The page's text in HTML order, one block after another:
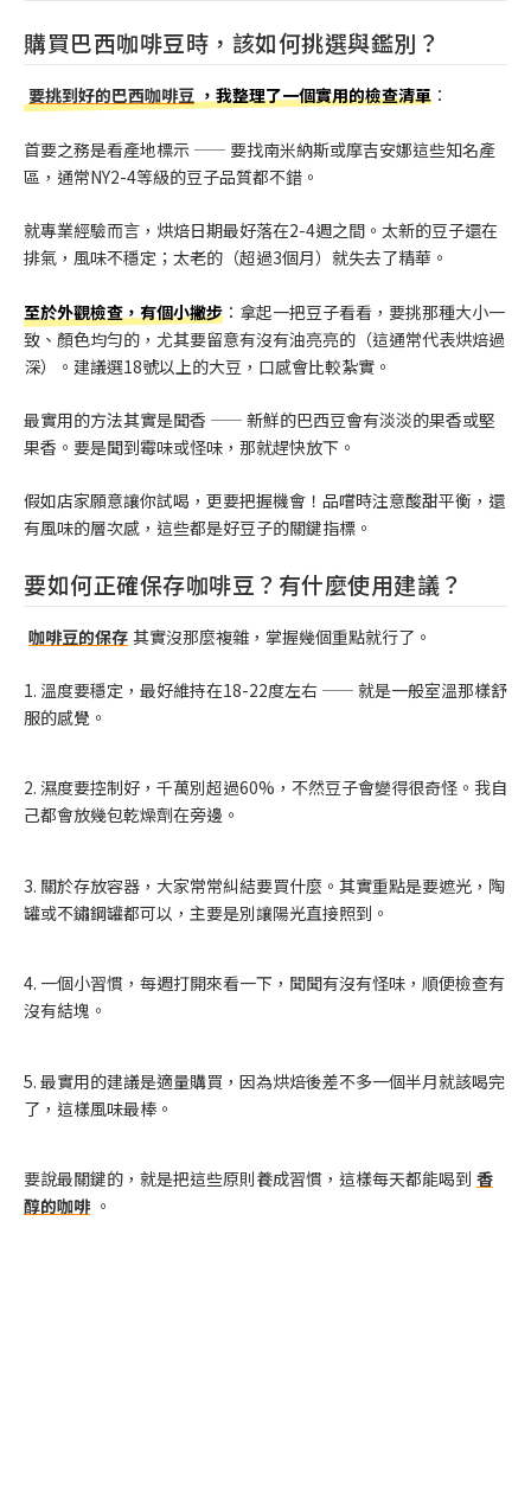
購買巴西咖啡豆時，該如何挑選與鑑別？
要挑到好的巴西咖啡豆 ，我整理了一個實用的檢查清單 ：
首要之務是看產地標示 —— 要找南米納斯或摩吉安娜這些知名產
區，通常NY2-4等級的豆子品質都不錯。
就專業經驗而言，烘焙日期最好落在2-4週之間。太新的豆子還在
排氣，風味不穩定；太老的（超過3個月）就失去了精華。
至於外觀檢查，有個小撇步 ：拿起一把豆子看看，要挑那種大小一
致、顏色均勻的，尤其要留意有沒有油亮亮的（這通常代表烘焙過
深）。建議選18號以上的大豆，口感會比較紮實。
最實用的方法其實是聞香 —— 新鮮的巴西豆會有淡淡的果香或堅
果香。要是聞到霉味或怪味，那就趕快放下。
假如店家願意讓你試喝，更要把握機會！品嚐時注意酸甜平衡，還
有風味的層次感，這些都是好豆子的關鍵指標。
要如何正確保存咖啡豆？有什麼使用建議？
咖啡豆的保存 其實沒那麼複雜，掌握幾個重點就行了。
1. 溫度要穩定，最好維持在18-22度左右 —— 就是一般室溫那樣舒
服的感覺。
2. 濕度要控制好，千萬別超過60%，不然豆子會變得很奇怪。我自
己都會放幾包乾燥劑在旁邊。
3. 關於存放容器，大家常常糾結要買什麼。其實重點是要遮光，陶
罐或不鏽鋼罐都可以，主要是別讓陽光直接照到。
4. 一個小習慣，每週打開來看一下，聞聞有沒有怪味，順便檢查有
沒有結塊。
5. 最實用的建議是適量購買，因為烘焙後差不多一個半月就該喝完
了，這樣風味最棒。
要說最關鍵的，就是把這些原則養成習慣，這樣每天都能喝到 香
醇的咖啡 。